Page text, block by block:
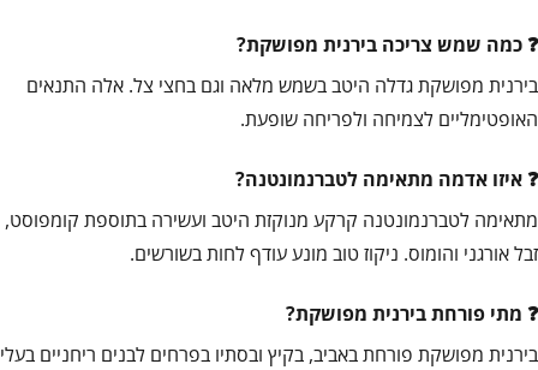
כמה שמש צריכה בירנית מפושקת?
בירנית מפושקת גדלה היטב בשמש מלאה וגם בחצי צל. אלה התנאים
האופטימליים לצמיחה ולפריחה שופעת.
איזו אדמה מתאימה לטברנמונטנה?
מתאימה לטברנמונטנה קרקע מנוקזת היטב ועשירה בתוספת קומפוסט,
זבל אורגני והומוס. ניקוז טוב מונע עודף לחות בשורשים.
מתי פורחת בירנית מפושקת?
בירנית מפושקת פורחת באביב, בקיץ ובסתיו בפרחים לבנים ריחניים בעלי